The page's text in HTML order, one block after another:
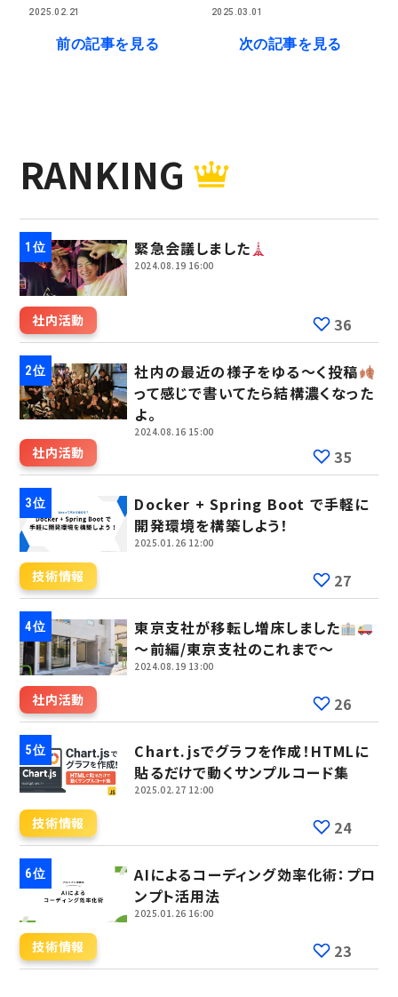
2025.02.21
前の記事を見る
2025.03.01
次の記事を見る
RANKING
緊急会議しました
2024.08.19 16:00
社内活動 36
社内の最近の様子をゆる～く投稿
って感じで書いてたら結構濃くなった
よ。
2024.08.16 15:00
社内活動 35
Docker + Spring Boot で手軽に
開発環境を構築しよう！
2025.01.26 12:00
技術情報 27
東京支社が移転し増床しました
～前編/東京支社のこれまで～
2024.08.19 13:00
社内活動 26
Chart.jsでグラフを作成！HTMLに
貼るだけで動くサンプルコード集
2025.02.27 12:00
技術情報 24
AIによるコーディング効率化術：プロ
ンプト活用法
2025.01.26 16:00
技術情報 23